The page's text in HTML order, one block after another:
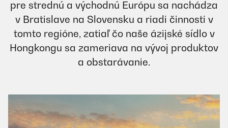
pre strednú a východnú Európu sa nachádza
v Bratislave na Slovensku a riadi činnosti v
tomto regióne, zatiaľ čo naše ázijské sídlo v
Hongkongu sa zameriava na vývoj produktov
a obstarávanie.